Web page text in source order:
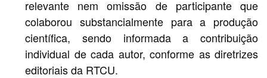
relevante nem omissão de participante que
colaborou substancialmente para a produção
científica, sendo informada a contribuição
individual de cada autor, conforme as diretrizes
editoriais da RTCU.